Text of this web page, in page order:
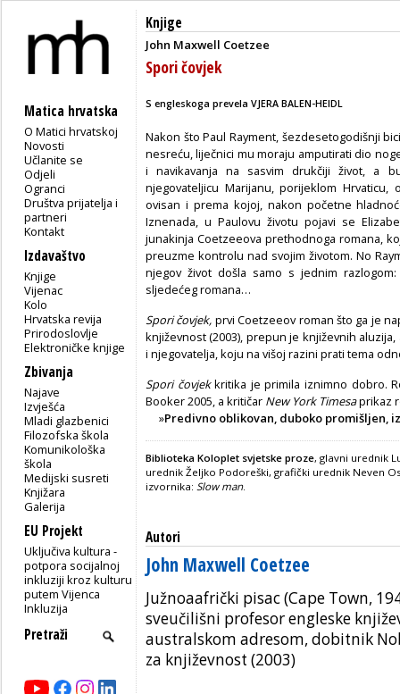
Matica hrvatska
O Matici hrvatskoj
Novosti
Učlanite se
Odjeli
Ogranci
Društva prijatelja i
partneri
Kontakt
Izdavaštvo
Knjige
Vijenac
Kolo
Hrvatska revija
Prirodoslovlje
Elektroničke knjige
Zbivanja
Najave
Izvješća
Mladi glazbenici
Filozofska škola
Komunikološka
škola
Medijski susreti
Knjižara
Galerija
EU Projekt
Uključiva kultura -
potpora socijalnoj
inkluziji kroz kulturu
putem Vijenca
Inkluzija
Knjige
John Maxwell Coetzee
Spori čovjek
S engleskoga prevela VJERA BALEN-HEIDL
Nakon što Paul Rayment, šezdesetogodišnji
nesreću, liječnici mu moraju amputirati dio
i navikavanja na sasvim drukčiji život, a
njegovateljicu Marijanu, porijeklom
ovisan i prema kojoj, nakon početne
Iznenada, u Paulovu životu pojavi se
junakinja Coetzeeova prethodnoga romana,
preuzme kontrolu nad svojim životom. No
njegov život došla samo s jednim
sljedećeg romana…
Spori čovjek, prvi Coetzeeov roman što ga je
književnost (2003), prepun je književnih
i njegovatelja, koju na višoj razini prati tema
Spori čovjekkritika je primila iznimno dobro.
Booker 2005, a kritičar New York Timesaprikaz
»Predivno oblikovan, duboko promišljen,
Biblioteka Koloplet svjetske proze, glavni urednik
urednik Željko Podoreški, grafički urednik Neven
izvornika: Slow man.
Autori
John Maxwell Coetzee
Južnoaafrički pisac (Cape Town,
sveučilišni profesor engleske
australskom adresom, dobitnik
za književnost (2003)